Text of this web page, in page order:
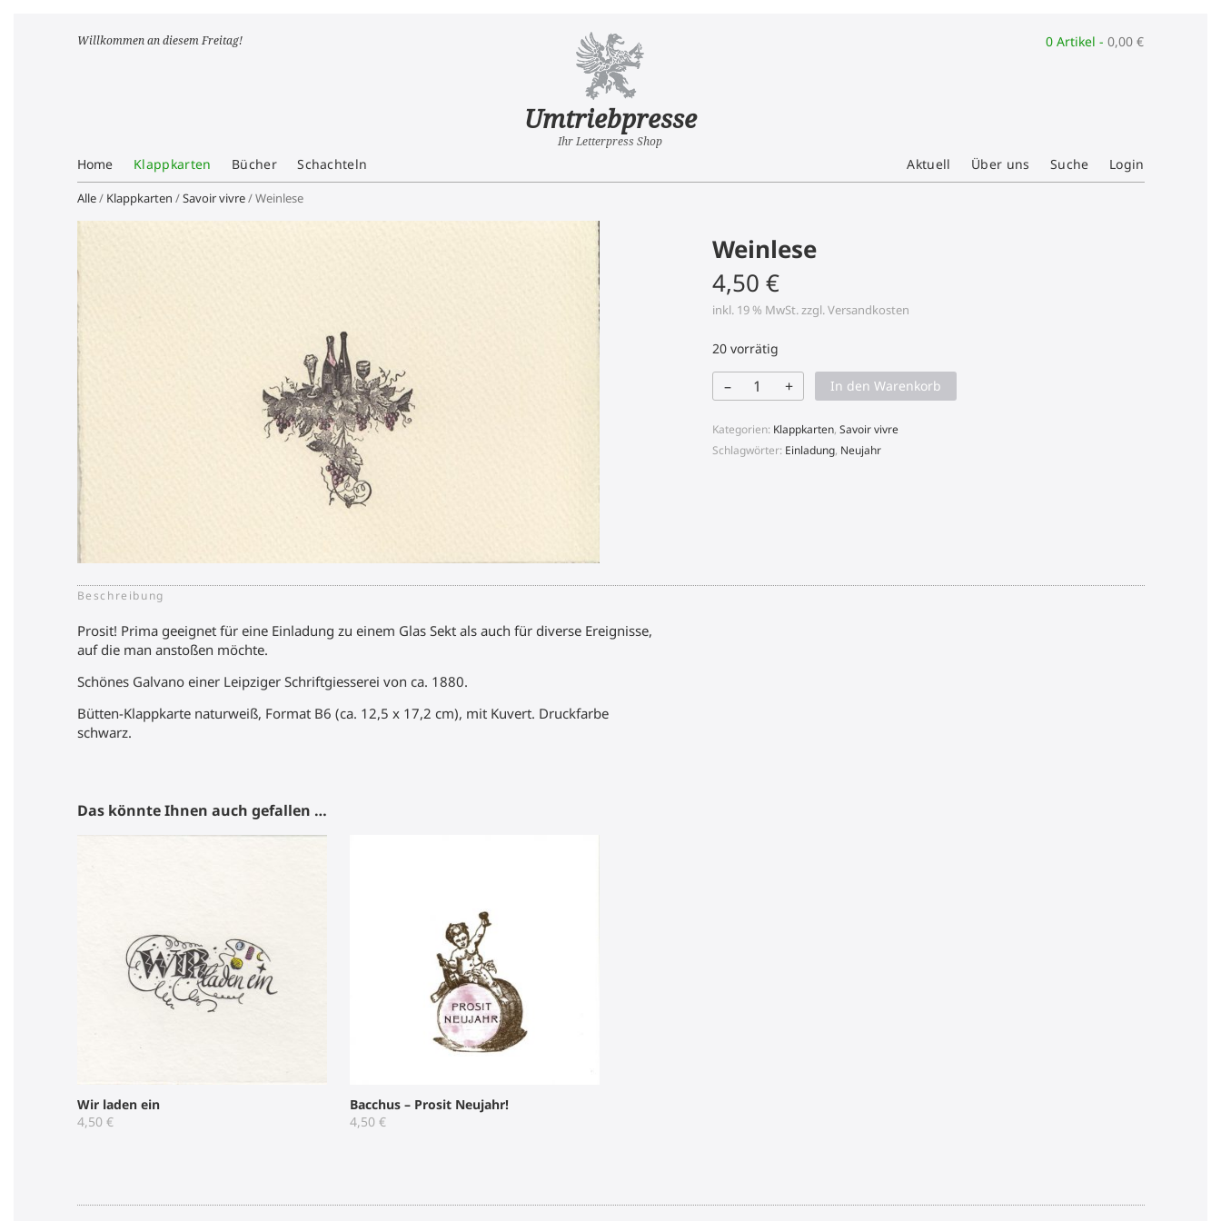
Willkommen an diesem Freitag!
Umtriebpresse
Ihr Letterpress Shop
0 Artikel -0,00€
Home Klappkarten Bücher Schachteln Aktuell Über uns Suche Login
Alle/ Klappkarten /Savoir vivre/ Weinlese
Weinlese
4,50€
inkl. 19 % MwSt.zzgl.Versandkosten
20 vorrätig
–
Weinlese
Menge
+ In den Warenkorb
Kategorien: Klappkarten,Savoir vivre
Schlagwörter: Einladung, Neujahr
Beschreibung
Prosit! Prima geeignet für eine Einladung zu einem Glas Sekt als auch für diverse Ereignisse,
auf die man anstoßen möchte.
Schönes Galvano einer Leipziger Schriftgiesserei von ca. 1880.
Bütten-Klappkarte naturweiß, Format B6 (ca. 12,5 x 17,2 cm), mit Kuvert. Druckfarbe
schwarz.
Das könnte Ihnen auch gefallen …
Wir laden ein
4,50 €
Bacchus – Prosit Neujahr!
4,50 €